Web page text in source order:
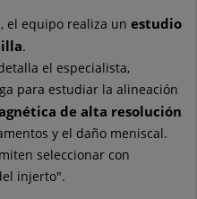
el equipo realiza un estudio
.
el especialista,
para estudiar la alineación
de alta resolución
y el daño meniscal.
seleccionar con
injerto".